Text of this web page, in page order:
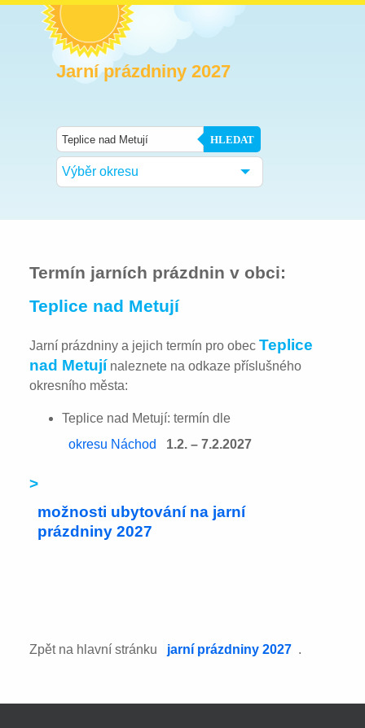
Jarní prázdniny 2027
HLEDAT
Výběr okresu
Termín jarních prázdnin v obci:
Teplice nad Metují
Jarní prázdniny a jejich termín pro obecTeplice
nad Metují naleznete na odkaze příslušného
okresního města:
Teplice nad Metují: termín dle
okresu Náchod
1.2. – 7.2.2027
>
možnosti ubytování na jarní
prázdniny 2027
Zpět na hlavní stránku jarní prázdniny 2027 .